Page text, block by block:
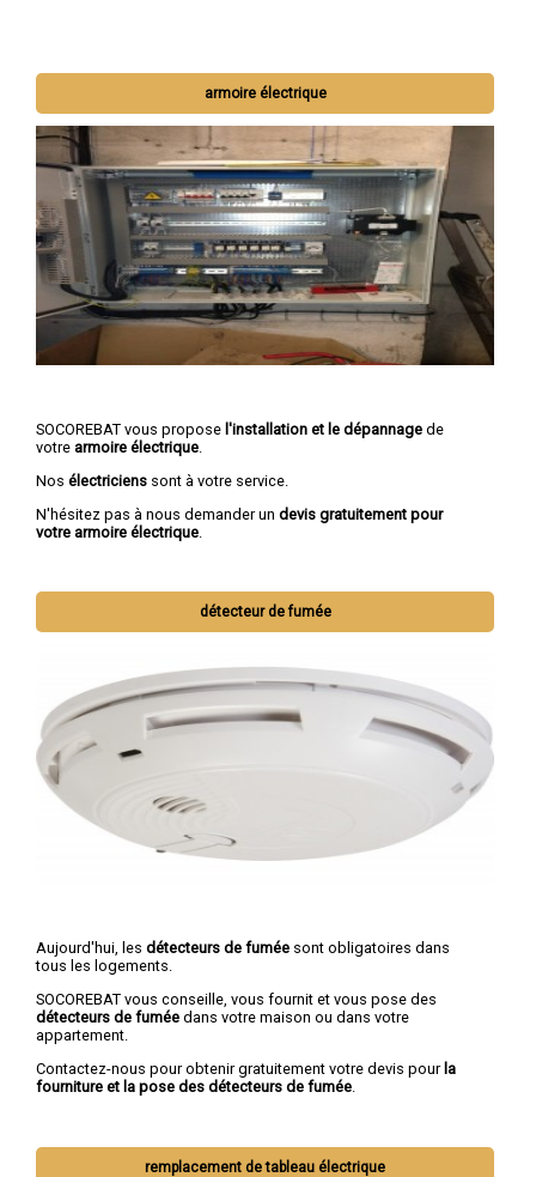
armoire électrique
SOCOREBAT vous propose l'installation et le dépannage de
votre armoire électrique.
Nos électriciens sont à votre service.
N'hésitez pas à nous demander un devis gratuitement pour
votre armoire électrique
détecteur de fumée
Aujourd'hui, les détecteurs de fumée sont obligatoires dans
tous les logements.
SOCOREBAT vous conseille, vous fournit et vous pose des
détecteurs de fumée dans votre maison ou dans votre
appartement.
Contactez-nous pour obtenir gratuitement votre devis pour la
fourniture et la pose des détecteurs de fumée
remplacement de tableau électrique